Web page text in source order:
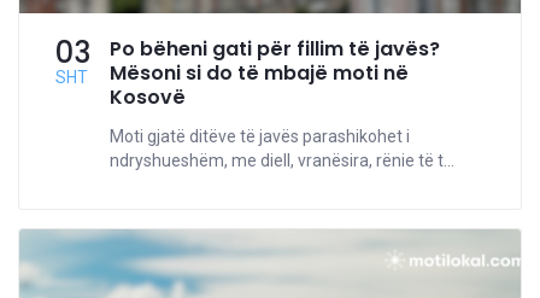
03
SHT
Po bëheni gati për fillim të javës?
Mësoni si do të mbajë moti në
Kosovë
Moti gjatë ditëve të javës parashikohet i
ndryshueshëm, me diell, vranësira, rënie të t...